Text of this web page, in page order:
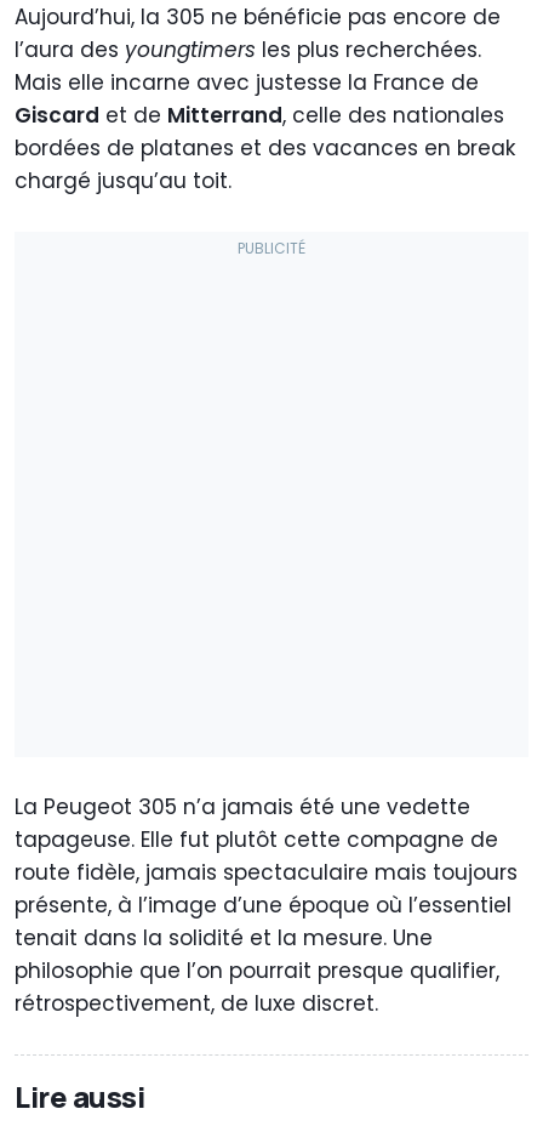
Aujourd’hui, la 305 ne bénéficie pas encore de
l’aura des youngtimers les plus recherchées.
Mais elle incarne avec justesse la France de
Giscard et de Mitterrand, celle des nationales
bordées de platanes et des vacances en break
chargé jusqu’au toit.
La Peugeot 305 n’a jamais été une vedette
tapageuse. Elle fut plutôt cette compagne de
route fidèle, jamais spectaculaire mais toujours
présente, à l’image d’une époque où l’essentiel
tenait dans la solidité et la mesure. Une
philosophie que l’on pourrait presque qualifier,
rétrospectivement, de luxe discret.
Lire aussi